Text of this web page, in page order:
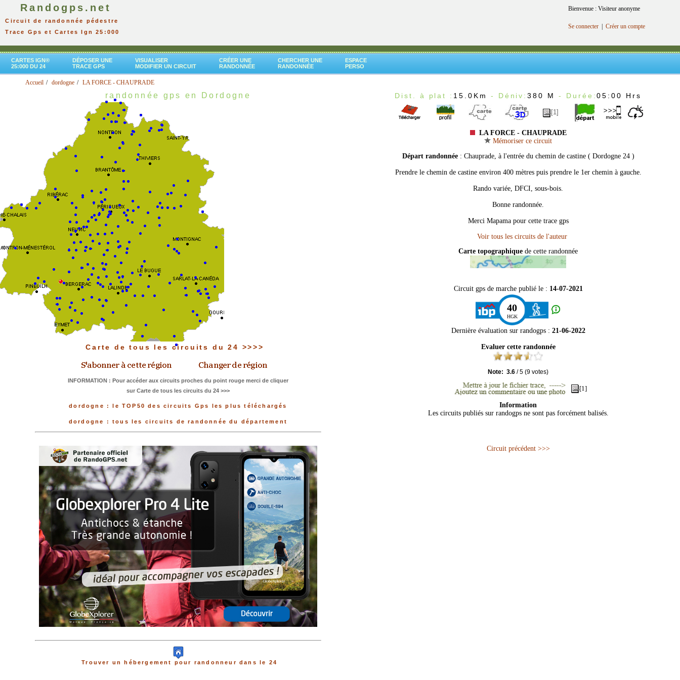
Randogps.net
Circuit de randonnée pédestre
Trace Gps et Cartes Ign 25:000
Bienvenue : Visiteur anonyme
Se connecter Créer un compte
CARTES IGN®
25:000 DU 24
DÉPOSER UNE
TRACE GPS
VISUALISER
MODIFIER UN CIRCUIT
CRÉER UNE
RANDONNÉE
CHERCHER UNE
RANDONNÉE
ESPACE
PERSO
Accueil dordogne LA FORCE - CHAUPRADE
randonnée gps en Dordogne
Carte de tous les circuits du 24 >>>>
INFORMATION : Pour accéder aux circuits proches du point rouge merci de cliquer
sur Carte de tous les circuits du 24 >>>
dordogne : le TOP50 des circuits Gps les plus téléchargés
dordogne : tous les circuits de randonnée du département
Trouver un hébergement pour randonneur dans le 24
Dist. à plat : 15.0Km - Déniv:380 M - Durée:05:00 Hrs
[1]
LA FORCE - CHAUPRADE
Mémoriser ce circuit
Départ randonnée : Chauprade, à l'entrée du chemin de castine ( Dordogne 24 )
Prendre le chemin de castine environ 400 mètres puis prendre le 1er chemin à gauche.
Rando variée, DFCI, sous-bois.
Bonne randonnée.
Merci Mapama pour cette trace gps
Carte topographique de cette randonnée
Circuit gps de marche publié le : 14-07-2021
40
HGK
Dernière évaluation sur randogps : 21-06-2022
Evaluer cette randonnée
Note: 3.6 /5 (9 votes)
[1]
Information
Les circuits publiés sur randogps ne sont pas forcément balisés.
Circuit précédent >>>